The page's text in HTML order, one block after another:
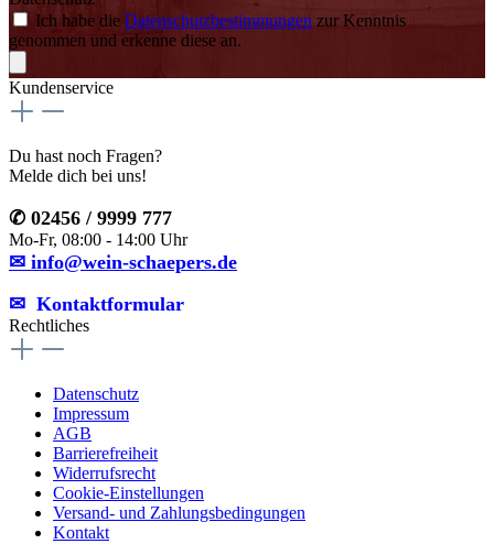
Ich habe die Datenschutzbestimmungen zur Kenntnis
genommen und erkenne diese an.
Kundenservice
Du hast noch Fragen?
Melde dich bei uns!
✆ 02456 / 9999 777
Mo-Fr, 08:00 - 14:00 Uhr
✉ info@wein-schaepers.de
✉︎ Kontaktformular
Rechtliches
Datenschutz
Impressum
AGB
Barrierefreiheit
Widerrufsrecht
Cookie-Einstellungen
Versand- und Zahlungsbedingungen
Kontakt